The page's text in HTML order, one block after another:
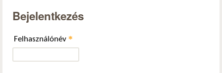
Bejelentkezés
Felhasználónév *